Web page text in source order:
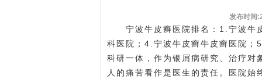
发布时间
宁波牛皮癣医院排名：1.宁波牛
科医院；4.宁波牛皮癣牛皮癣医院
科研一体，作为银屑病研究、治疗对
人的痛苦看作是医生的责任。医院